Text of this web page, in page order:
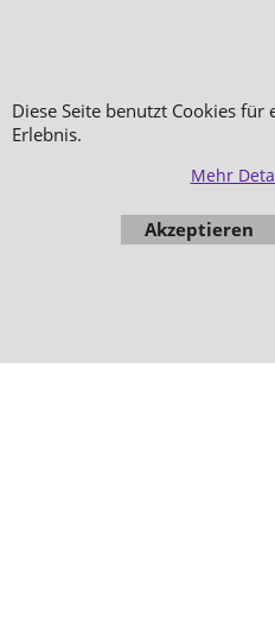
WebShop
Diese Seite benutzt Cookies für
Erlebnis.
Mehr
Akzeptieren